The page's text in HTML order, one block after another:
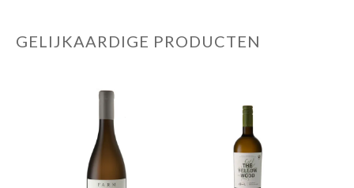
GELIJKAARDIGE PRODUCTEN